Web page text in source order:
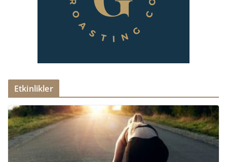
Etkinlikler